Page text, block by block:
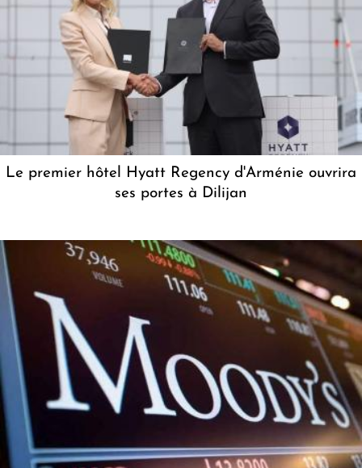
Le premier hôtel Hyatt Regency d'Arménie ouvrira
ses portes à Dilijan